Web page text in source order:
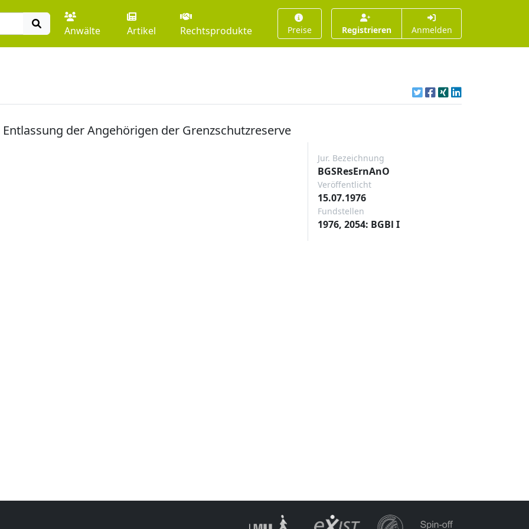
Anwälte Artikel Rechtsprodukte Preise Registrieren Anmelden
der Angehörigen der Grenzschutzreserve
Jur. Bezeichnung
BGSResErnAnO
Veröffentlicht
15.07.1976
Fundstellen
1976, 2054: BGBl I